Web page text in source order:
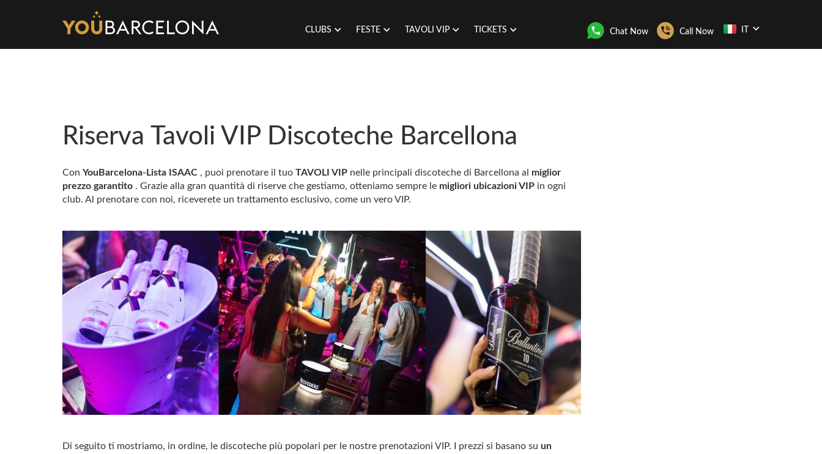
CLUBS FESTE TAVOLI VIP TICKETS Chat Now Call Now
Riserva Tavoli VIP Discoteche Barcellona
Con YouBarcelona-Lista ISAAC , puoi prenotare il tuo TAVOLI VIP nelle principali discoteche di Barcellona al miglior
prezzo garantito . Grazie alla gran quantità di riserve che gestiamo, otteniamo sempre le migliori ubicazioni VIP in ogni
club. Al prenotare con noi, riceverete un trattamento esclusivo, come un vero VIP.
Di seguito ti mostriamo, in ordine, le discoteche più popolari per le nostre prenotazioni VIP. I prezzi si basano su un